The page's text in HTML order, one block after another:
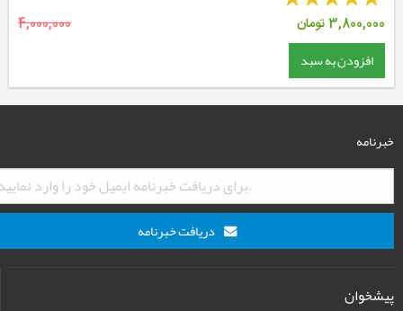
3,800,000تومان 4,000,000
افزودن به سبد
خبرنامه
دریافت خبرنامه
پیشخوان